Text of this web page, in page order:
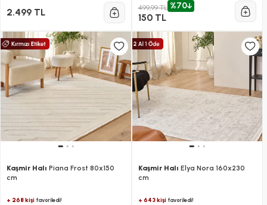
2.499 TL 499,99 TL %70
150 TL
Kaşmir Halı Piana Frost 80x150
cm
+ 268 kişi favoriledi!
Kaşmir Halı Elya Nora 160x230
cm
+ 643 kişifavoriledi!